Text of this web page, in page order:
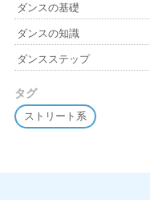
ダンスの基礎
ダンスの知識
ダンスステップ
タグ
ストリート系